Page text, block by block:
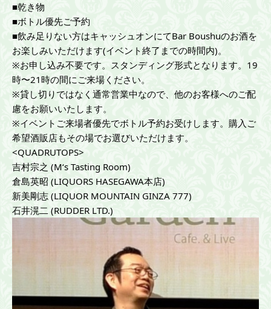
■乾き物
■ボトル優先ご予約
■飲み足りない方はキャッシュオンにてBar Boushuのお酒を
お楽しみいただけます(イベント終了までの時間内)。
※お申し込み不要です。スタンディング形式となります。19
時〜21時の間にご来場ください。
※貸し切りではなく通常営業中なので、他のお客様へのご配
慮をお願いいたします。
※イベントご来場者優先でボトル予約お受けします。購入ご
希望酒販店もその場でお選びいただけます。
<QUADRUTOPS>
吉村宗之 (M‘s Tasting Room)
倉島英昭 (LIQUORS HASEGAWA本店)
新美剛志 (LIQUOR MOUNTAIN GINZA 777)
石井滉二 (RUDDER LTD.)